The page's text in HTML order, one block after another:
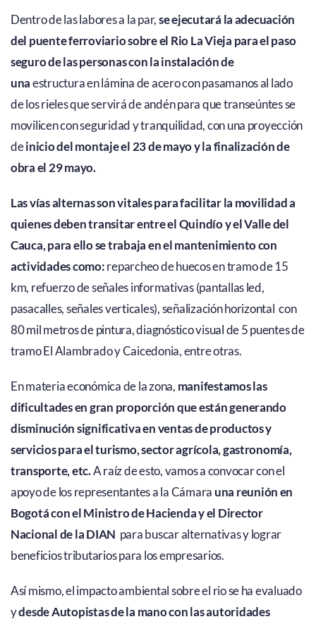
Dentro de las labores a la par,se ejecutará la adecuación
del puente ferroviario sobre el Rio La Vieja para el paso
seguro de las personas con la instalación de
unaestructura en lámina de acero con pasamanos al lado
de los rieles que servirá de andén para que transeúntes se
movilicen con seguridad y tranquilidad, con una proyección
deinicio del montaje el 23 de mayo y la finalización de
obra el 29 mayo.
Las vías alternas son vitales para facilitar la movilidad a
quienes deben transitar entre el Quindío y el Valle del
Cauca, para ello se trabaja en el mantenimiento con
actividades como:reparcheo de huecos en tramo de 15
km, refuerzo de señales informativas (pantallas led,
pasacalles, señales verticales), señalización horizontal con
80 mil metros de pintura, diagnóstico visual de 5 puentes de
tramo El Alambrado y Caicedonia, entre otras.
En materia económica de la zona, manifestamos las
dificultades en gran proporción que están generando
disminución significativa en ventas de productos y
servicios para el turismo, sector agrícola, gastronomía,
transporte, etc.A raíz de esto, vamos a convocar con el
apoyo de los representantes a la Cámara una reunión en
Bogotá con el Ministro de Hacienda y el Director
Nacional de la DIAN para buscar alternativas y lograr
beneficios tributarios para los empresarios.
Así mismo, el impacto ambiental sobre el rio se ha evaluado
ydesde Autopistas de la mano con las autoridades